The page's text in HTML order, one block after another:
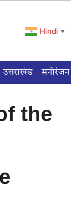
Hindi ▼
उत्तराखंड मनोरंजन
the